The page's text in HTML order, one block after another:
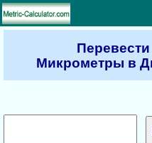
Перевести
Микрометры в